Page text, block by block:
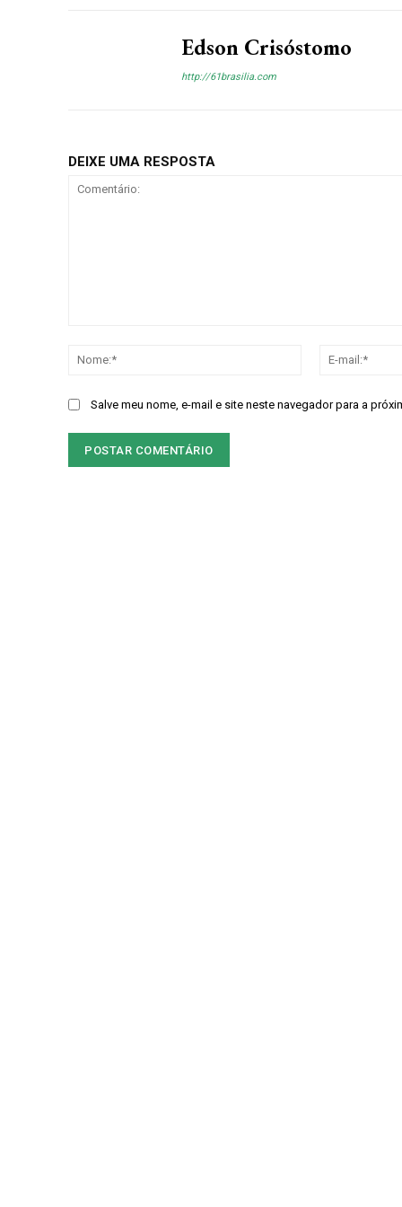
Edson Crisóstomo
http://61brasilia.com
DEIXE UMA RESPOSTA
Nome:*
Salve meu nome, e-mail e site neste navegador para a